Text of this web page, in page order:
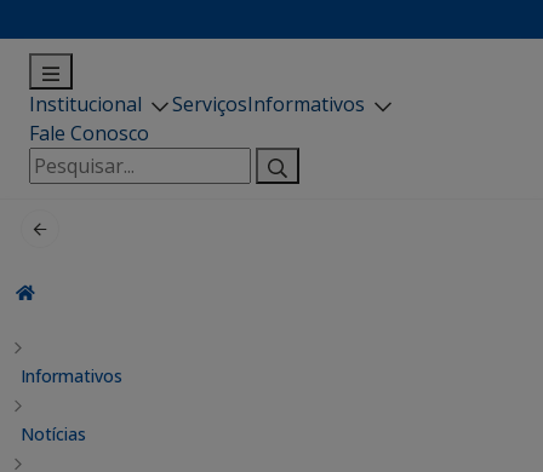
Institucional ServiçosInformativos
Fale Conosco
Pesquisar
por:
Informativos
Notícias